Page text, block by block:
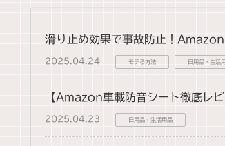
滑り止め効果で事故防止！
2025.04.24 モテる方法 日用品・生活
【Amazon車載防音シート徹底レ
2025.04.23 日用品・生活用品